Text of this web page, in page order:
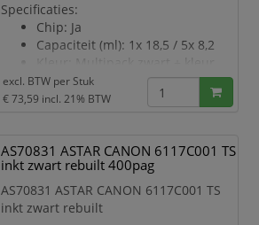
Specificaties:
Chip: Ja
Capaciteit (ml): 1x 18,5 / 5x 8,2
Kleur: Multipack zwart + kleur
Geschikt voor printermodel:
TS8750
excl. BTW per Stuk
€ 73,59 incl. 21% BTW
AS70831 ASTAR CANON 6117C001 TS
inkt zwart rebuilt 400pag
AS70831 ASTAR CANON 6117C001 TS
inkt zwart rebuilt